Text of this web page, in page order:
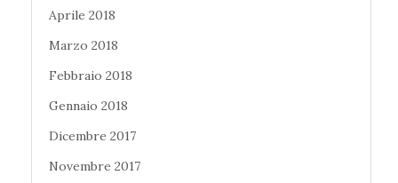
Aprile 2018
Marzo 2018
Febbraio 2018
Gennaio 2018
Dicembre 2017
Novembre 2017